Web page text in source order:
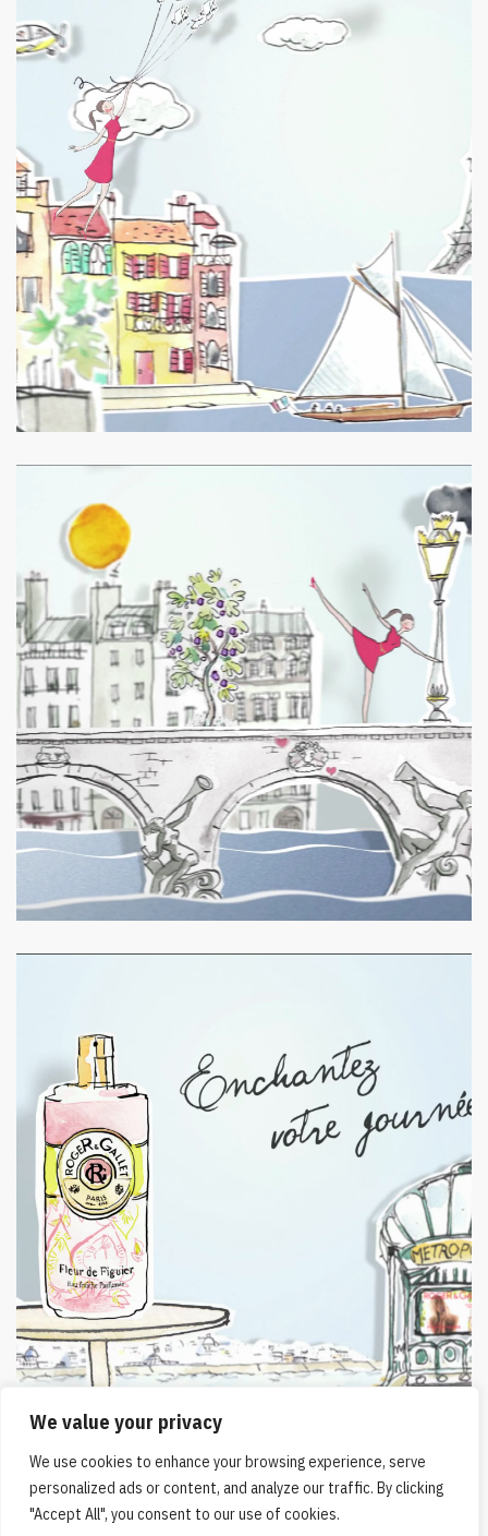
We value your privacy
We use cookies to enhance your browsing experience, serve
personalized ads or content, and analyze our traffic. By clicking
"Accept All", you consent to our use of cookies.
CHANEL n°5 L’EAU
VICHY ” Moment de
vie”